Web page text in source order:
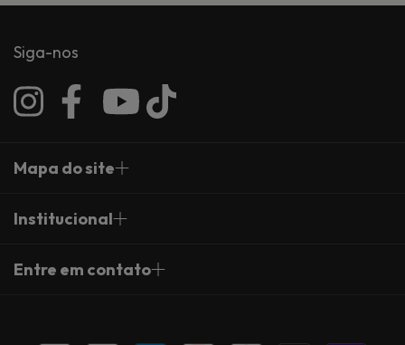
Siga-nos
Mapa do site
Institucional
Entre em contato